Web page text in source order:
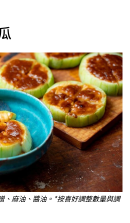
麻油、醬油。*按喜好調整數量與調